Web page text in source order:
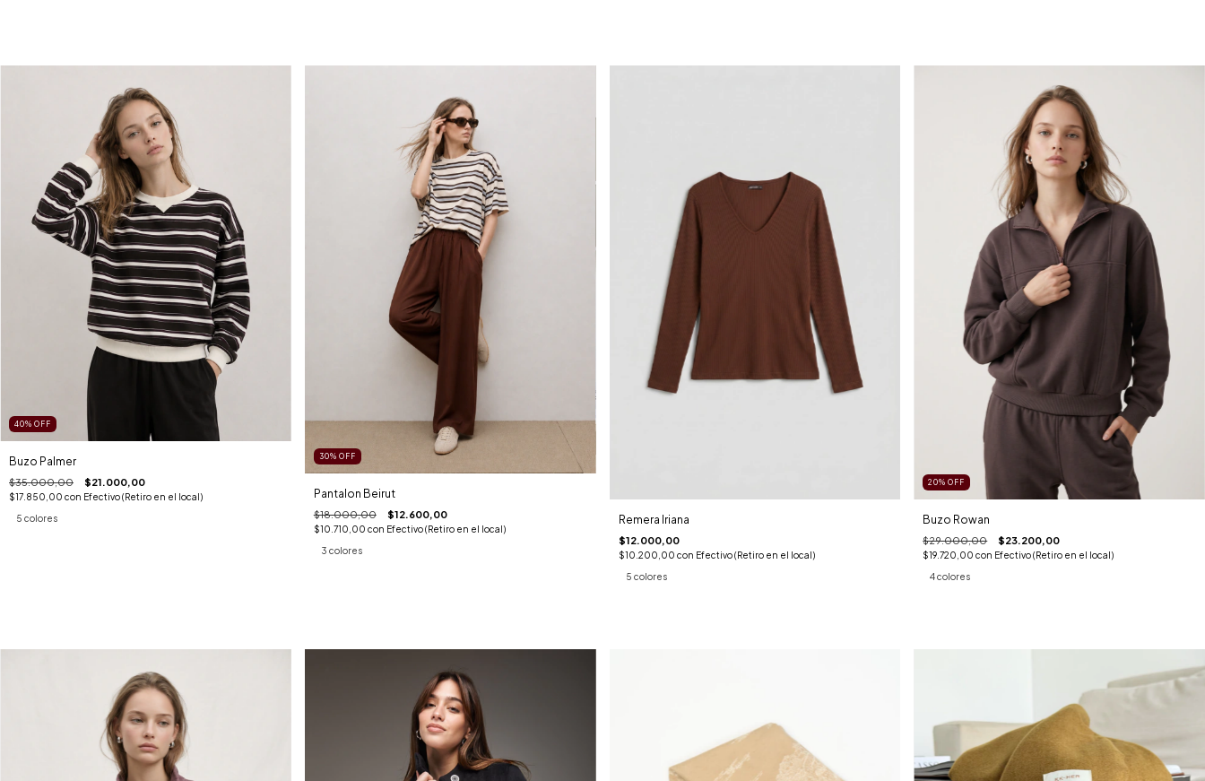
40% OFF
Buzo Palmer
$35.000,00 $21.000,00
$17.850,00 con Efectivo (Retiro en el local)
5 colores
30% OFF
Pantalon Beirut
$18.000,00 $12.600,00
$10.710,00 con Efectivo (Retiro en el local)
3 colores
Remera Iriana
$12.000,00
$10.200,00 con Efectivo (Retiro en el local)
5 colores
20%OFF
Buzo Rowan
$29.000,00 $23.200,00
$19.720,00con Efectivo (Retiro en el local)
4 colores